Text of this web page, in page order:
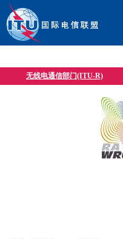
无线电通信部门(ITU-R)